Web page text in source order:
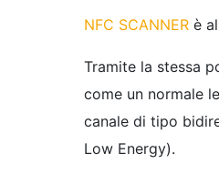
NFC SCANNER è
Tramite la stessa
come un normale
canale di tipo
Low Energy).